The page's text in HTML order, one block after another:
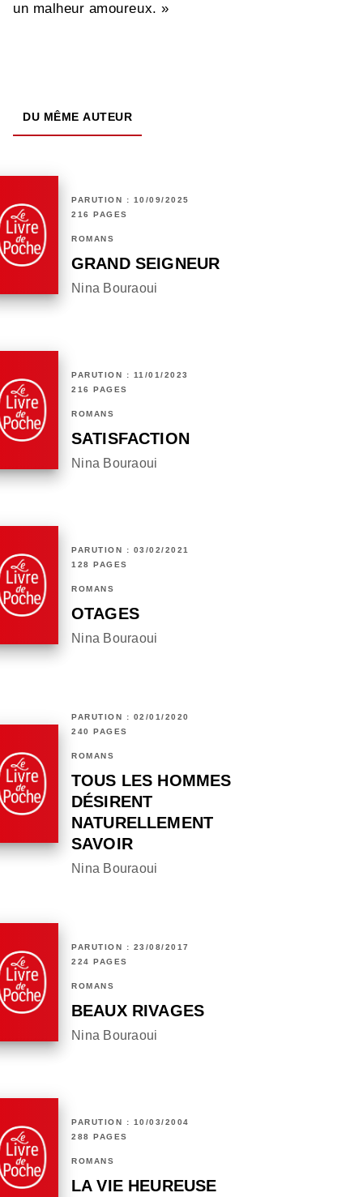
un malheur amoureux. »
DU MÊME AUTEUR
PARUTION : 10/09/2025
216 PAGES
ROMANS
GRAND SEIGNEUR
Nina Bouraoui
PARUTION : 11/01/2023
216 PAGES
ROMANS
SATISFACTION
Nina Bouraoui
PARUTION : 03/02/2021
128 PAGES
ROMANS
OTAGES
Nina Bouraoui
PARUTION : 02/01/2020
240 PAGES
ROMANS
TOUS LES HOMMES
DÉSIRENT
NATURELLEMENT
SAVOIR
Nina Bouraoui
PARUTION : 23/08/2017
224 PAGES
ROMANS
BEAUX RIVAGES
Nina Bouraoui
PARUTION : 10/03/2004
288 PAGES
ROMANS
LA VIE HEUREUSE